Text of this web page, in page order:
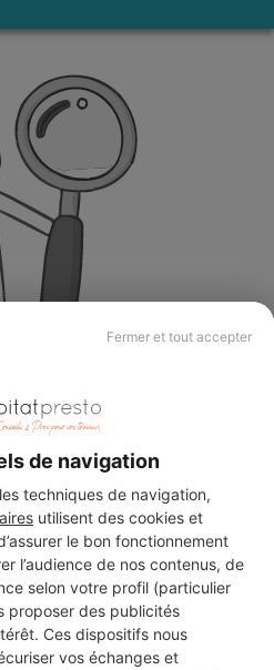
Fermer et tout accepter
de navigation
techniques de navigation,
utilisent des cookies et
le bon fonctionnement
l’audience de nos contenus, de
selon votre profil (particulier
proposer des publicités
Ces dispositifs nous
vos échanges et
VOUS
NOUS
?